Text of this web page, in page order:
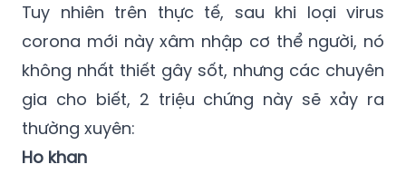
Tuy nhiên trên thực tế, sau khi loại virus
corona mới này xâm nhập cơ thể người, nó
không nhất thiết gây sốt, nhưng các chuyên
gia cho biết, 2 triệu chứng này sẽ xảy ra
thường xuyên:
Ho khan